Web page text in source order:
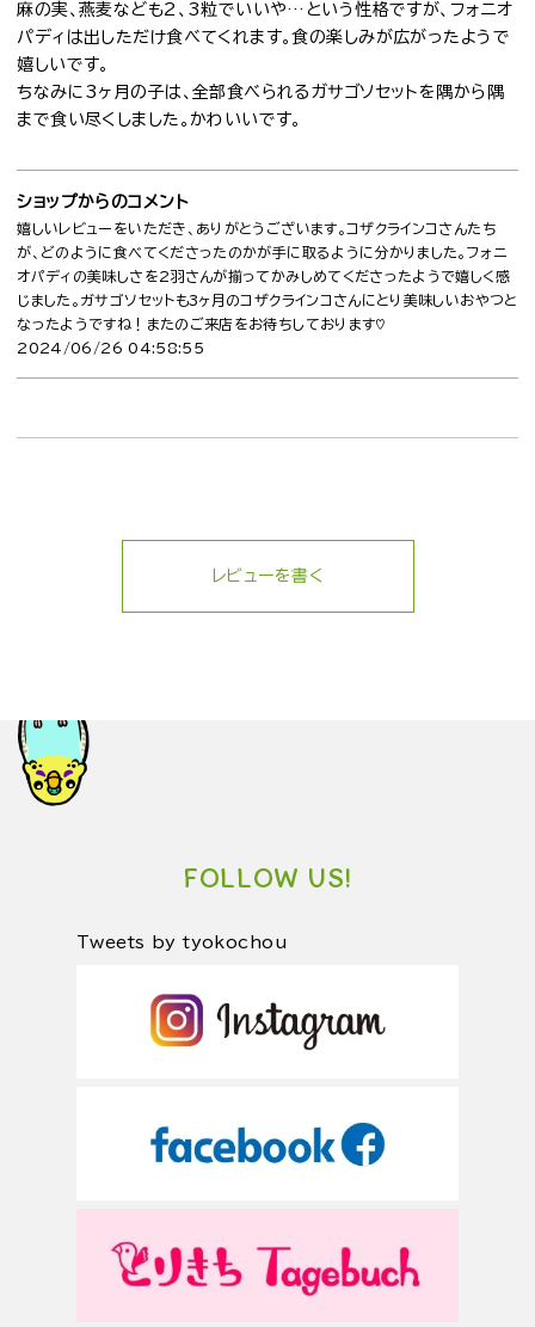
麻の実、燕麦なども2、3粒でいいや…という性格ですが、フォニオ
パディは出しただけ食べてくれます。食の楽しみが広がったようで
嬉しいです。
ちなみに3ヶ月の子は、全部食べられるガサゴソセットを隅から隅
まで食い尽くしました。かわいいです。
ショップからのコメント
嬉しいレビューをいただき、ありがとうございます。コザクラインコさんたち
が、どのように食べてくださったのかが手に取るように分かりました。フォニ
オパディの美味しさを2羽さんが揃ってかみしめてくださったようで嬉しく感
じました。ガサゴソセットも3ヶ月のコザクラインコさんにとり美味しいおやつと
なったようですね！またのご来店をお待ちしております♡
2024/06/26 04:58:55
レビューを書く
FOLLOW US!
Tweets by tyokochou